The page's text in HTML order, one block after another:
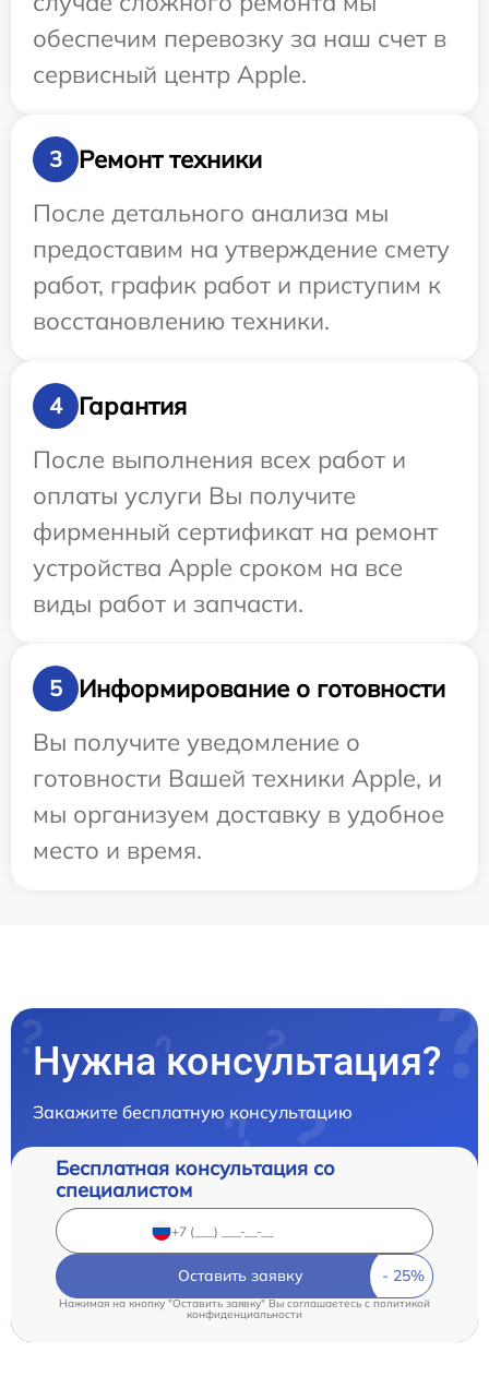
обеспечим перевозку за наш счет в
сервисный центр Apple.
3
Ремонт техники
После детального анализа мы
предоставим на утверждение смету
работ, график работ и приступим к
восстановлению техники.
4
Гарантия
После выполнения всех работ и
оплаты услуги Вы получите
фирменный сертификат на ремонт
устройства Apple сроком на все
виды работ и запчасти.
5
Информирование о готовности
Вы получите уведомление о
готовности Вашей техники Apple, и
мы организуем доставку в удобное
место и время.
Нужна консультация?
Закажите бесплатную консультацию
Бесплатная консультация со
специалистом
Оставить заявку
Нажимая на кнопку "Оставить заявку" Вы соглашаетесь cполитикой
конфиденциальности